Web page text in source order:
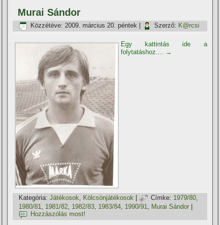
Murai Sándor
Közzétéve: 2009. március 20. péntek Szerző: K@rcsi
Egy kattintás ide a
folytatáshoz....
→
Kategória: Játékosok, Kölcsönjátékosok | Címke: 1979/80,
1980/81
1981/82 1982/83 1983/84 1990/91 Murai Sándor
Hozzászólás most!